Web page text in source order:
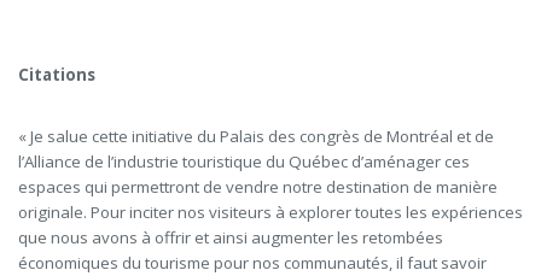
Citations
« Je salue cette initiative du Palais des congrès de Montréal et de
l’Alliance de l’industrie touristique du Québec d’aménager ces
espaces qui permettront de vendre notre destination de manière
originale. Pour inciter nos visiteurs à explorer toutes les expériences
que nous avons à offrir et ainsi augmenter les retombées
économiques du tourisme pour nos communautés, il faut savoir